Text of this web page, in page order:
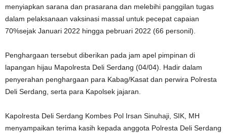
menyiapkan sarana dan prasarana dan melebihi panggilan tugas
dalam pelaksanaan vaksinasi massal untuk pecepat capaian
70%sejak Januari 2022 hingga pebruari 2022 (66 personil).
Penghargaan tersebut diberikan pada jam apel pimpinan di
lapangan hijau Mapolresta Deli Serdang (04/04). Hadir dalam
penyerahan penghargaan para Kabag/Kasat dan perwira Polresta
Deli Serdang, serta para Kapolsek jajaran.
Kapolresta Deli Serdang Kombes Pol Irsan Sinuhaji, SIK, MH
menyampaikan terima kasih kepada anggota Polresta Deli Serdang